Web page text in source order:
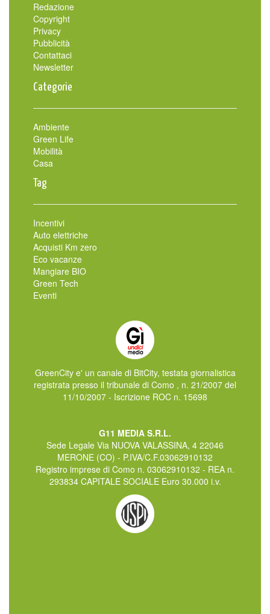
Redazione
Copyright
Privacy
Pubblicità
Contattaci
Newsletter
Categorie
Ambiente
Green Life
Mobilità
Casa
Tag
Incentivi
Auto elettriche
Acquisti Km zero
Eco vacanze
Mangiare BIO
Green Tech
Eventi
GreenCity e' un canale di BitCity, testata giornalistica
registrata presso il tribunale di Como , n. 21/2007 del
11/10/2007 - Iscrizione ROC n. 15698
G11 MEDIA S.R.L.
Sede Legale Via NUOVA VALASSINA, 4 22046
MERONE (CO) - P.IVA/C.F.03062910132
Registro imprese di Como n. 03062910132 - REA n.
293834 CAPITALE SOCIALE Euro 30.000 i.v.